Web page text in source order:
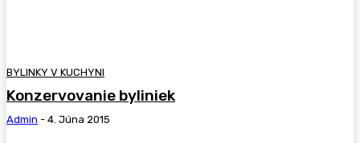
BYLINKY V KUCHYNI
Konzervovanie byliniek
Admin - 4. Júna 2015